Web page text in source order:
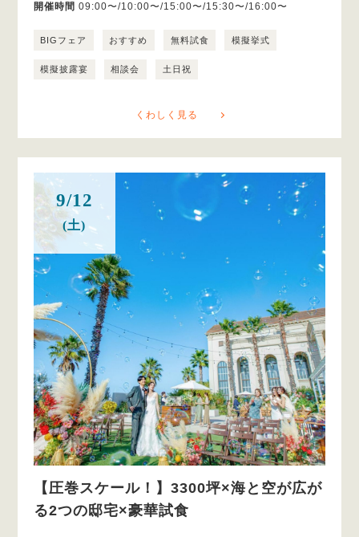
開催時間 09:00〜/10:00〜/15:00〜/15:30〜/16:00〜
BIGフェア おすすめ 無料試食 模擬挙式
模擬披露宴 相談会 土日祝
くわしく見る
9/12
(土)
【圧巻スケール！】3300坪×海と空が広が
る2つの邸宅×豪華試食